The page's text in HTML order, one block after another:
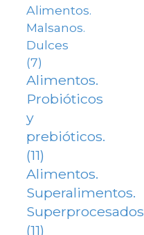
Alimentos.
Malsanos.
Dulces
(7)
Alimentos.
Probióticos
y
prebióticos.
(11)
Alimentos.
Superalimentos.
Superprocesados
(11)